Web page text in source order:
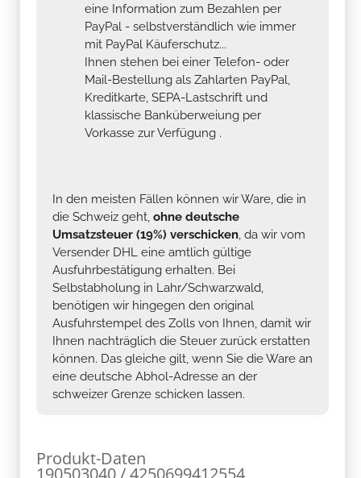
eine Information zum Bezahlen per
PayPal - selbstverständlich wie immer
mit PayPal Käuferschutz...
Ihnen stehen bei einer Telefon- oder
Mail-Bestellung als Zahlarten PayPal,
Kreditkarte, SEPA-Lastschrift und
klassische Banküberweiung per
Vorkasse zur Verfügung .
In den meisten Fällen können wir Ware, die in
die Schweiz geht, ohne deutsche
Umsatzsteuer (19%) verschicken, da wir vom
Versender DHL eine amtlich gültige
Ausfuhrbestätigung erhalten. Bei
Selbstabholung in Lahr/Schwarzwald,
benötigen wir hingegen den original
Ausfuhrstempel des Zolls von Ihnen, damit wir
Ihnen nachträglich die Steuer zurück erstatten
können. Das gleiche gilt, wenn Sie die Ware an
eine deutsche Abhol-Adresse an der
schweizer Grenze schicken lassen.
Produkt-Daten